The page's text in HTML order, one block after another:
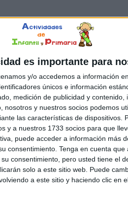
es importante para
y/o accedemos a información
únicos e información
medición de publicidad y contenido,
nosotros y nuestros socios podemos
las características de dispositivos.
y a nuestros 1733 socios para que
puede acceder a información más
consentimiento. Tenga en cuenta
consentimiento, pero usted tiene el
solo a este sitio web. Puede
a este sitio y haciendo clic en